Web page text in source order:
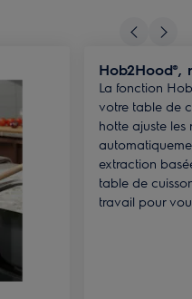
La fonction
votre table de
hotte ajuste les
extraction
table de
travail pour